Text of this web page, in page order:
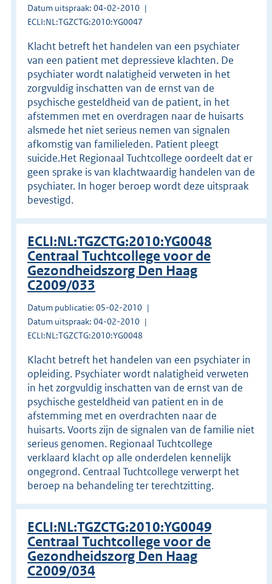
Datum uitspraak: 04-02-2010
ECLI:NL:TGZCTG:2010:YG0047
Klacht betreft het handelen van een psychiater
van een patient met depressieve klachten. De
psychiater wordt nalatigheid verweten in het
zorgvuldig inschatten van de ernst van de
psychische gesteldheid van de patient, in het
afstemmen met en overdragen naar de huisarts
alsmede het niet serieus nemen van signalen
afkomstig van familieleden. Patient pleegt
suicide.Het Regionaal Tuchtcollege oordeelt dat er
geen sprake is van klachtwaardig handelen van de
psychiater. In hoger beroep wordt deze uitspraak
bevestigd.
ECLI:NL:TGZCTG:2010:YG0048
Centraal Tuchtcollege voor de
Gezondheidszorg Den Haag
C2009/033
Datum publicatie: 05-02-2010
Datum uitspraak: 04-02-2010
ECLI:NL:TGZCTG:2010:YG0048
Klacht betreft het handelen van een psychiater in
opleiding. Psychiater wordt nalatigheid verweten
in het zorgvuldig inschatten van de ernst van de
psychische gesteldheid van patient en in de
afstemming met en overdrachten naar de
huisarts. Voorts zijn de signalen van de familie niet
serieus genomen. Regionaal Tuchtcollege
verklaard klacht op alle onderdelen kennelijk
ongegrond. Centraal Tuchtcollege verwerpt het
beroep na behandeling ter terechtzitting.
ECLI:NL:TGZCTG:2010:YG0049
Centraal Tuchtcollege voor de
Gezondheidszorg Den Haag
C2009/034